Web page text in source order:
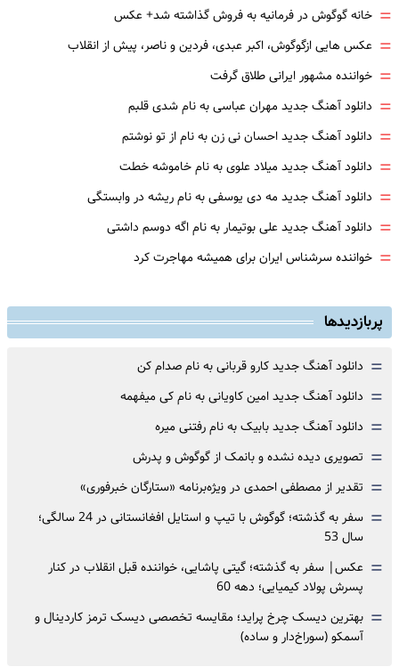
= خانه گوگوش در فرمانیه به فروش گذاشته شد+ عکس
= عکس هایی ازگوگوش، اکبر عبدی، فردین و ناصر، پیش از انقلاب
= خواننده مشهور ایرانی طلاق گرفت
= دانلود آهنگ جدید مهران عباسی به نام شدی قلبم
= دانلود آهنگ جدید احسان نی زن به نام از تو نوشتم
= دانلود آهنگ جدید میلاد علوی به نام خاموشه خطت
= دانلود آهنگ جدید مه دی یوسفی به نام ریشه در وابستگی
= دانلود آهنگ جدید علی بوتیمار به نام اگه دوسم داشتی
= خواننده سرشناس ایران برای همیشه مهاجرت کرد
پربازدیدها
= دانلود آهنگ جدید کارو قربانی به نام صدام کن
= دانلود آهنگ جدید امین کاویانی به نام کی میفهمه
= دانلود آهنگ جدید بابیک به نام رفتنی میره
= تصویری دیده نشده و بانمک از گوگوش و پدرش
= تقدیر از مصطفی احمدی در ویژه‌برنامه «ستارگان خبرفوری»
=
سفر به گذشته؛ گوگوش با تیپ و استایل افغانستانی در 24 سالگی؛
سال 53
= عکس| سفر به گذشته؛ گیتی پاشایی، خواننده قبل انقلاب در کنار
پسرش پولاد کیمیایی؛ دهه 60
= بهترین دیسک چرخ پراید؛ مقایسه تخصصی دیسک ترمز کاردینال و
آسمکو (سوراخ‌دار و ساده)